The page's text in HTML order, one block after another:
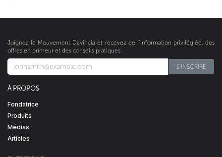
Joignez le Mouvement Davincia et recevez de l’information privilégiée, des
offres en primeur et des conseils pratiques.
S'INSCRIRE​​​​
À PROPOS
Fondatrice
Produits
Médias
Articles